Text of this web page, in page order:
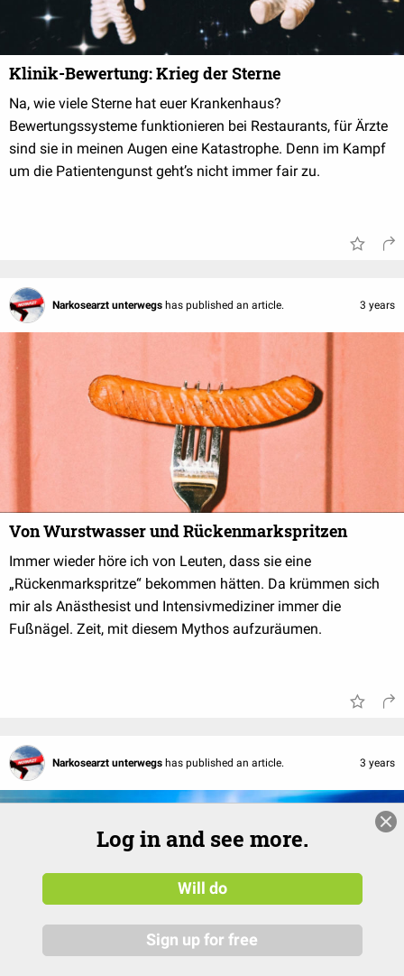
Klinik-Bewertung: Krieg der Sterne
Na, wie viele Sterne hat euer Krankenhaus?
Bewertungssysteme funktionieren bei Restaurants, für Ärzte
sind sie in meinen Augen eine Katastrophe. Denn im Kampf
um die Patientengunst geht’s nicht immer fair zu.
Narkosearzt unterwegs has published an article. 3 years
Von Wurstwasser und Rückenmarkspritzen
Immer wieder höre ich von Leuten, dass sie eine
„Rückenmarkspritze“ bekommen hätten. Da krümmen sich
mir als Anästhesist und Intensivmediziner immer die
Fußnägel. Zeit, mit diesem Mythos aufzuräumen.
Narkosearzt unterwegs has published an article. 3 years
Log in and see more.
Will do
Sign up for free